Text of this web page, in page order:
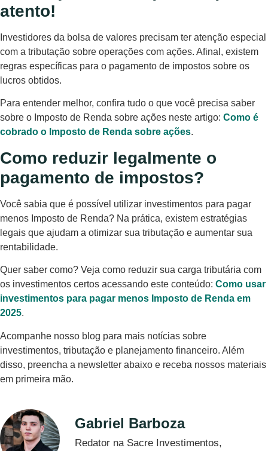
atento!
Investidores da bolsa de valores precisam ter atenção especial
com a tributação sobre operações com ações. Afinal, existem
regras específicas para o pagamento de impostos sobre os
lucros obtidos.
Para entender melhor, confira tudo o que você precisa saber
sobre o Imposto de Renda sobre ações neste artigo: Como é
cobrado o Imposto de Renda sobre ações.
Como reduzir legalmente o
pagamento de impostos?
Você sabia que é possível utilizar investimentos para pagar
menos Imposto de Renda? Na prática, existem estratégias
legais que ajudam a otimizar sua tributação e aumentar sua
rentabilidade.
Quer saber como? Veja como reduzir sua carga tributária com
os investimentos certos acessando este conteúdo: Como usar
investimentos para pagar menos Imposto de Renda em
2025.
Acompanhe nosso blog para mais notícias sobre
investimentos, tributação e planejamento financeiro. Além
disso, preencha a newsletter abaixo e receba nossos materiais
em primeira mão.
Gabriel Barboza
Redator na Sacre Investimentos,